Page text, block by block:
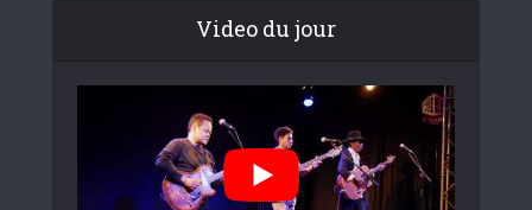
Video du jour